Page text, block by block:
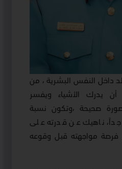
النفس البشرية ، من
يدرك الأشياء ويفسر
صحيحة ،وتكون نسبة
ناهيك عن قدرته على
مواجهته قبل وقوعه